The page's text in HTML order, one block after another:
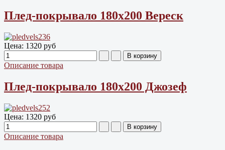
Плед-покрывало 180х200 Вереск
Цена: 1320 руб
Описание товара
Плед-покрывало 180х200 Джозеф
Цена: 1320 руб
Описание товара